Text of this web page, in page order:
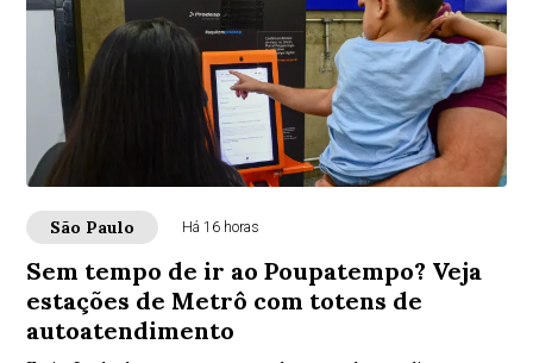
São Paulo Há 16 horas
Sem tempo de ir ao Poupatempo? Veja
estações de Metrô com totens de
autoatendimento